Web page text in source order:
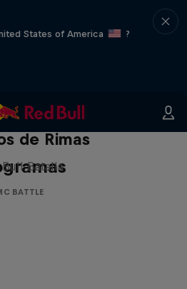
States of America
?
Nueva Historia:
de Rimas
Bull Batalla
BATTLE